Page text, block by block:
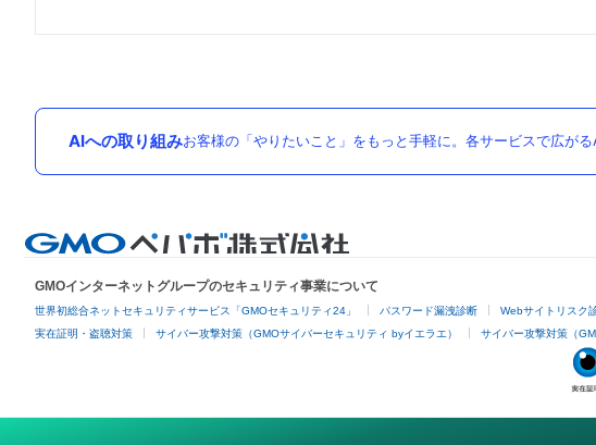
AIへの取り組みお客様の「やりたいこと」をもっと手軽に。各サービスで広が
GMOインターネットグループのセキュリティ事業について
世界初総合ネットセキュリティサービス「GMOセキュリティ24」 パスワード漏洩診断 Webサイトリスク
実在証明・盗聴対策 サイバー攻撃対策（GMOサイバーセキュリティ byイエラエ） サイバー攻撃対策（